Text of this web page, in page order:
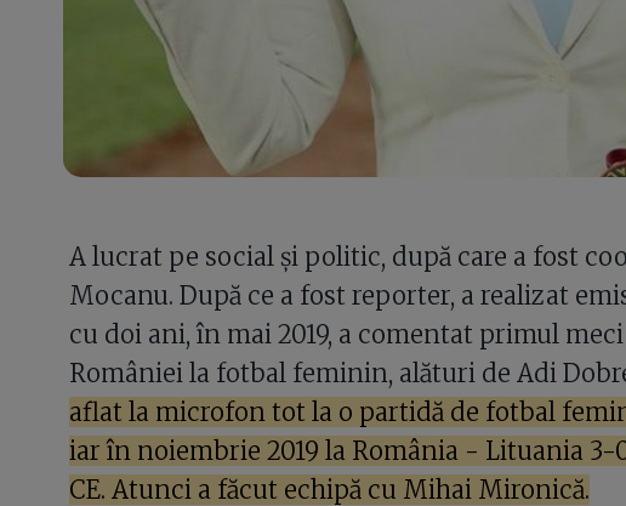
A lucrat pe social și politic, după care a fost
Mocanu. După ce a fost reporter, a realizat
cu doi ani, în mai 2019, a comentat primul
României la fotbal feminin, alături de Adi
aflat la microfon tot la o partidă de fotbal
iar în noiembrie 2019 la România - Lituania
CE. Atunci a făcut echipă cu Mihai Mironică.